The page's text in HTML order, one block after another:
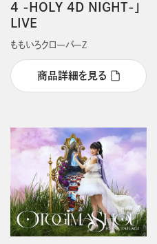
4 -HOLY 4D NIGHT-」
LIVE
ももいろクローバーＺ
商品詳細を見る